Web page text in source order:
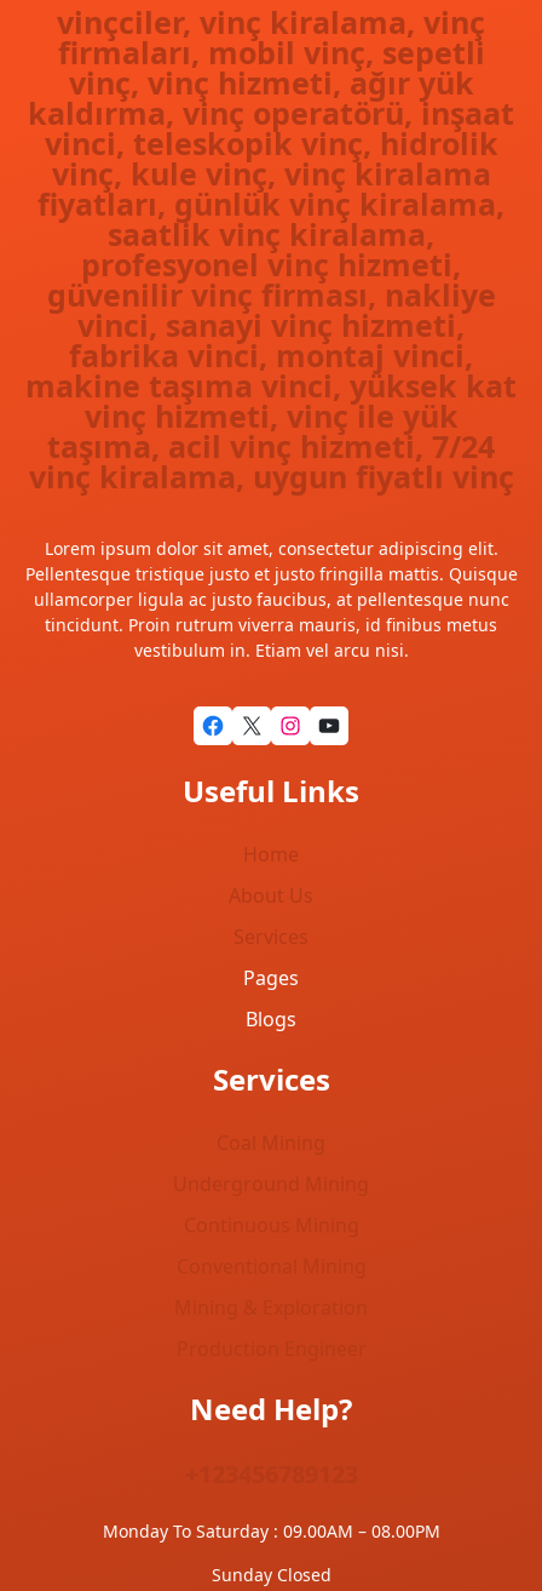
vinçciler, vinç kiralama, vinç
firmaları, mobil vinç, sepetli
vinç, vinç hizmeti, ağır yük
kaldırma, vinç operatörü, inşaat
vinci, teleskopik vinç, hidrolik
vinç, kule vinç, vinç kiralama
fiyatları, günlük vinç kiralama,
saatlik vinç kiralama,
profesyonel vinç hizmeti,
güvenilir vinç firması, nakliye
vinci, sanayi vinç hizmeti,
fabrika vinci, montaj vinci,
makine taşıma vinci, yüksek kat
vinç hizmeti, vinç ile yük
taşıma, acil vinç hizmeti, 7/24
vinç kiralama, uygun fiyatlı vinç
Lorem ipsum dolor sit amet, consectetur adipiscing elit.
Pellentesque tristique justo et justo fringilla mattis. Quisque
ullamcorper ligula ac justo faucibus, at pellentesque nunc
tincidunt. Proin rutrum viverra mauris, id finibus metus
vestibulum in. Etiam vel arcu nisi.
Facebook X Instagram YouTube
Useful Links
Home
About Us
Services
Pages
Blogs
Services
Coal Mining
Underground Mining
Need Help?
Monday To Saturday : 09.00AM – 08.00PM
Sunday Closed